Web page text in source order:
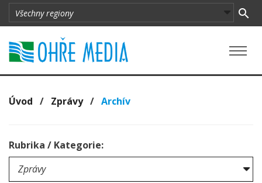
Úvod / Zprávy/ Archív
Rubrika / Kategorie: